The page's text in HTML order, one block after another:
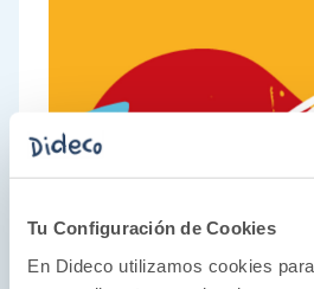
Tu Configuración de Cookies
En Dideco utilizamos cookies